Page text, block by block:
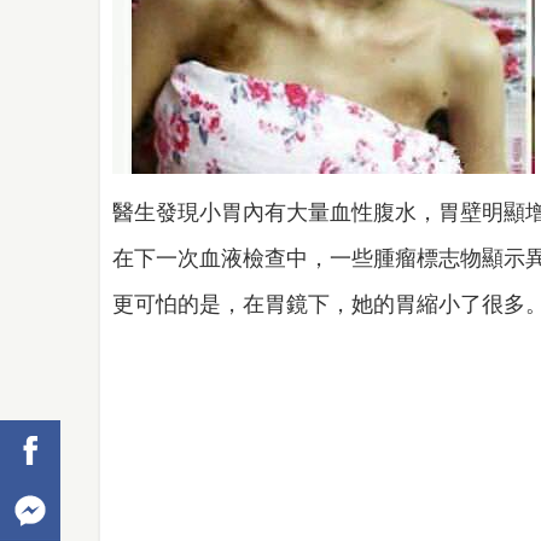
醫生發現小胃內有大量血性腹水，胃壁明顯增
在下一次血液檢查中，一些腫瘤標志物顯示
更可怕的是，在胃鏡下，她的胃縮小了很多。